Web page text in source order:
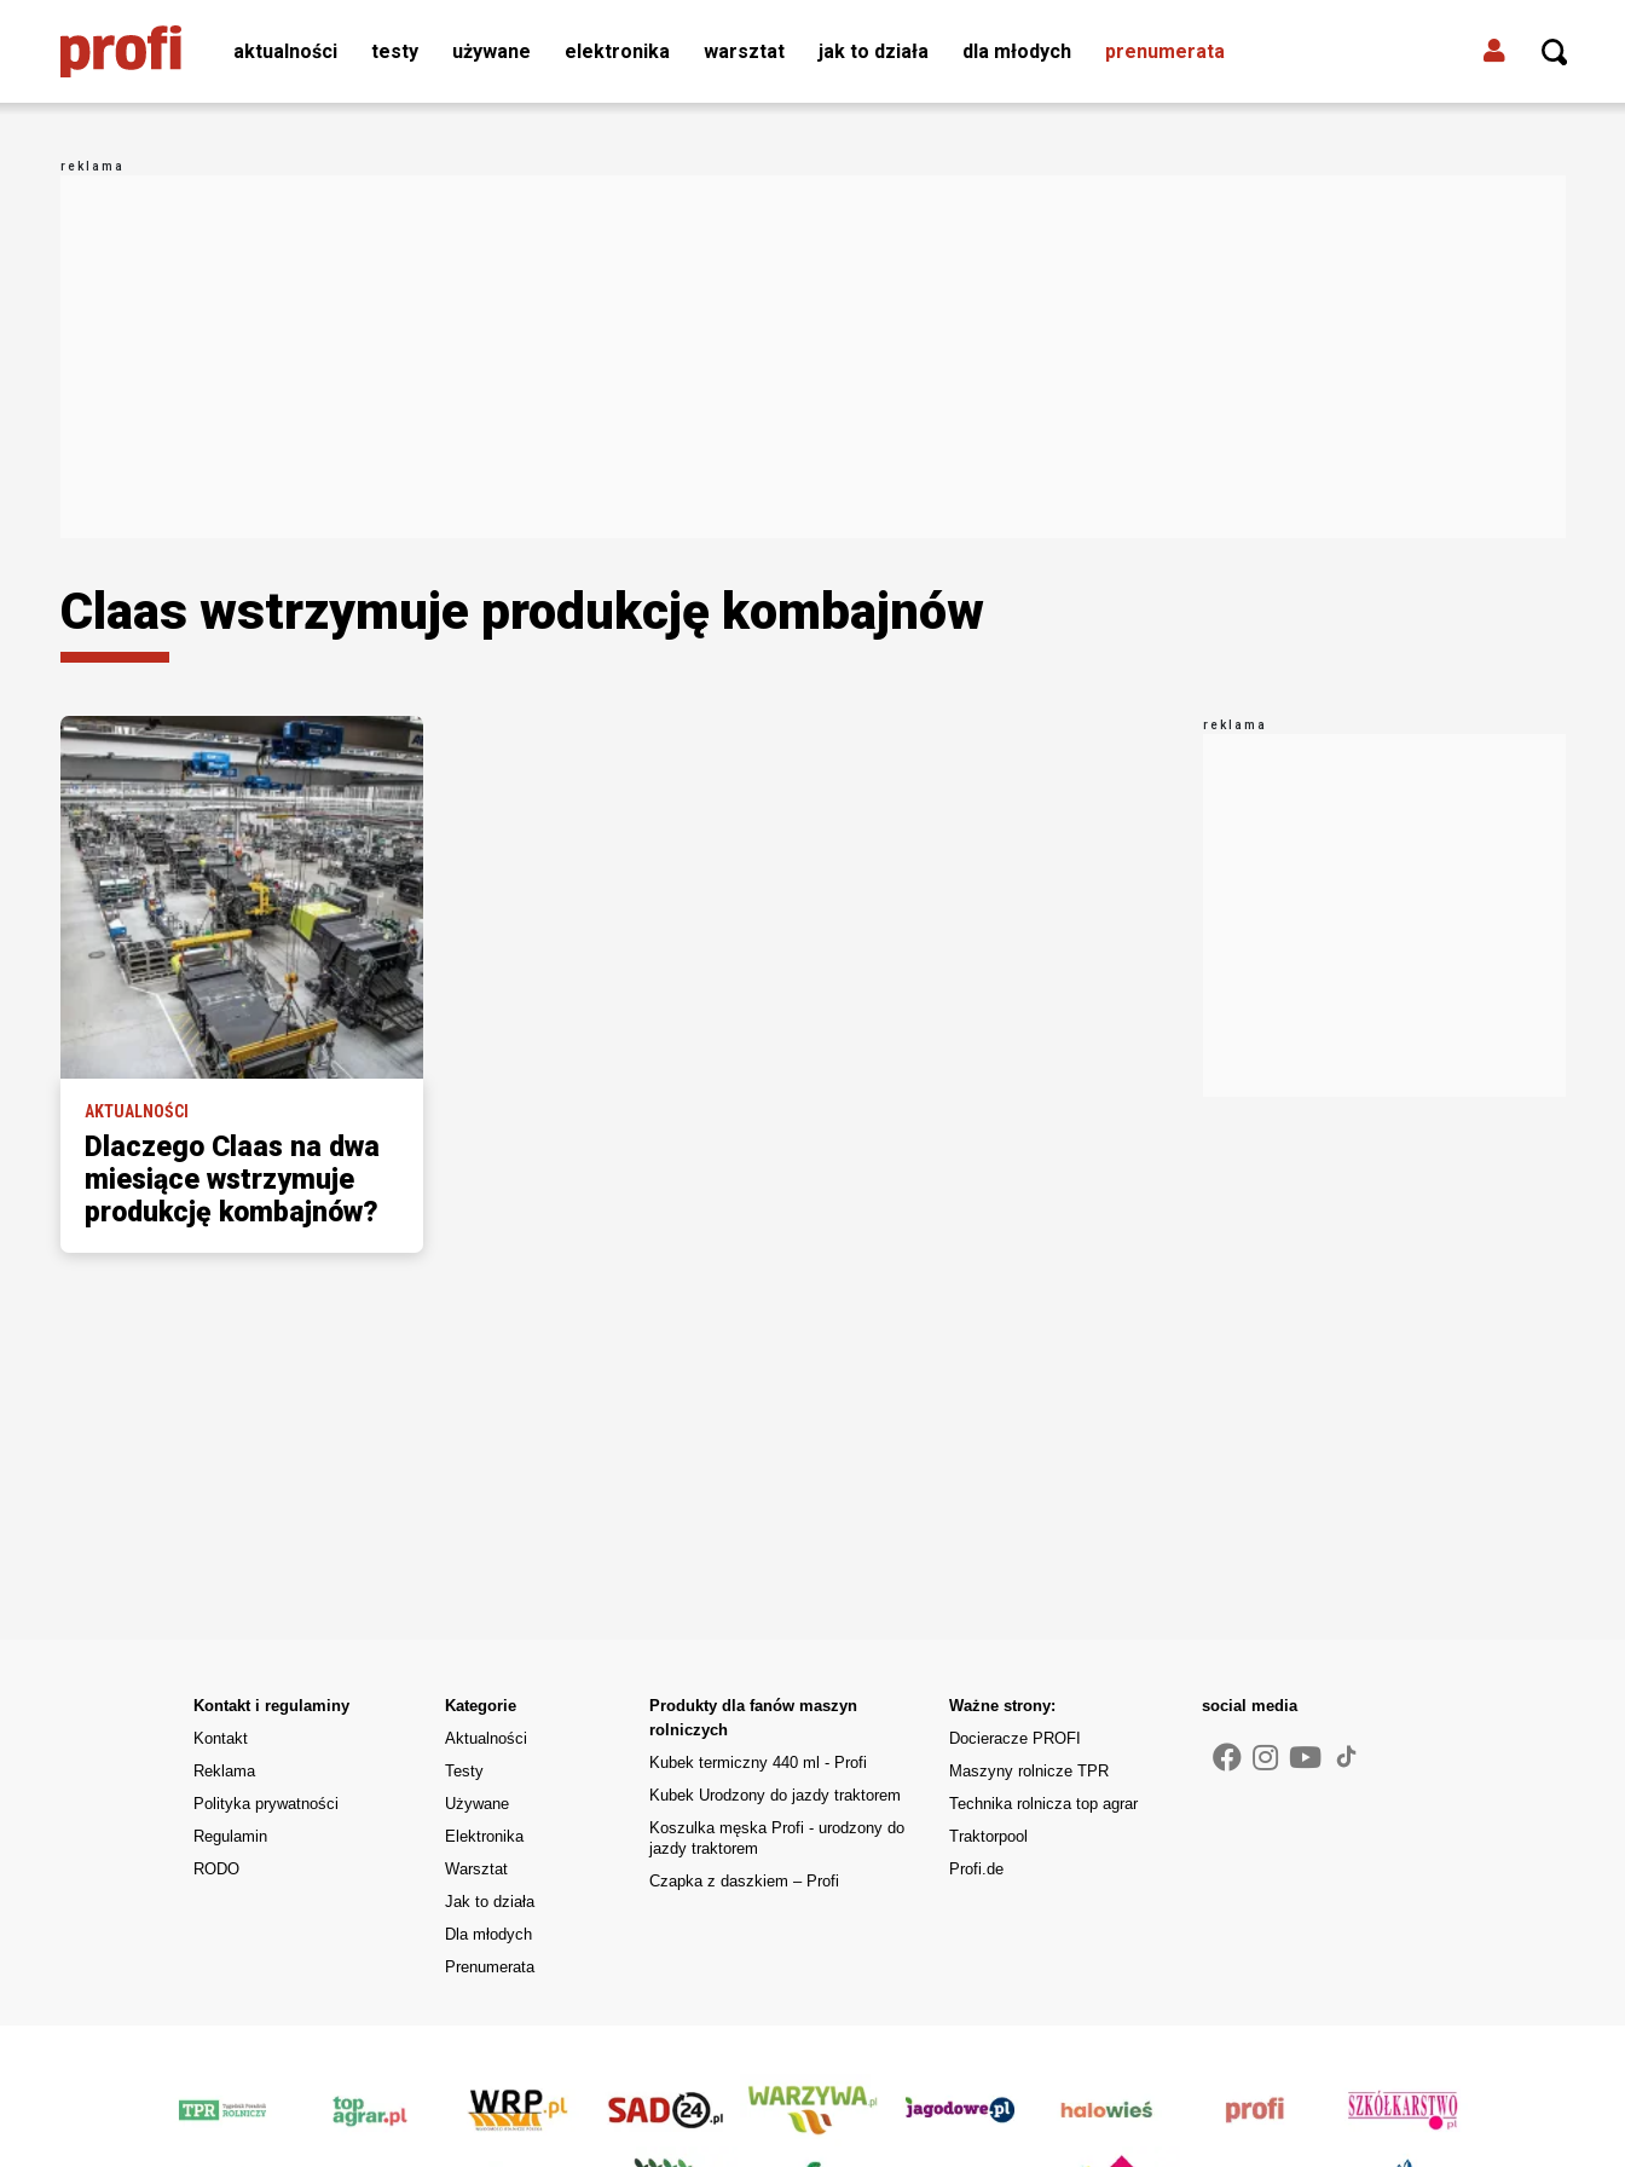
aktualności testy używane elektronika warsztat jak to działa dla młodych prenumerata
Claas wstrzymuje produkcję kombajnów
AKTUALNOŚCI
Dlaczego Claas na dwa
miesiące wstrzymuje
produkcję kombajnów?
Kontakt i regulaminy
Kontakt
Reklama
Polityka prywatności
Regulamin
RODO
Kategorie
Aktualności
Testy
Używane
Elektronika
Warsztat
Jak to działa
Dla młodych
Prenumerata
Produkty dla fanów maszyn
rolniczych
Kubek termiczny 440 ml - Profi
Kubek Urodzony do jazdy traktorem
Koszulka męska Profi - urodzony do
jazdy traktorem
Czapka z daszkiem – Profi
Ważne strony:
Docieracze PROFI
Maszyny rolnicze TPR
Technika rolnicza top agrar
Traktorpool
Profi.de
social media